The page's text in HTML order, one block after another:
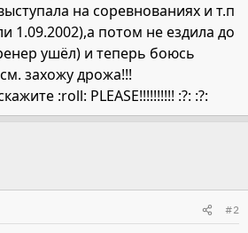
на соревнованиях и т.п
1.09.2002),а потом не ездила до
ушёл) и теперь боюсь
захожу дрожа!!!
:roll: PLEASE!!!!!!!!!! :?: :?:
#2